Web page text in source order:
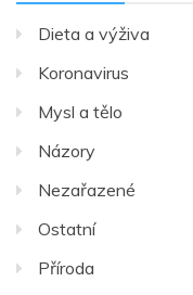
Dieta a výživa
Koronavirus
Mysl a tělo
Názory
Nezařazené
Ostatní
Příroda